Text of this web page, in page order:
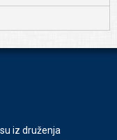
iz druženja